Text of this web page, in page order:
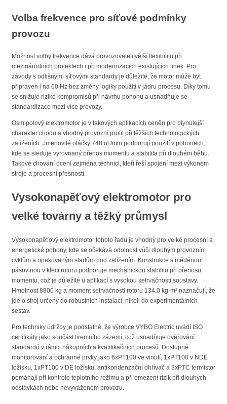
Volba frekvence pro síťové podmínky
provozu
Možnost volby frekvence dává provozovateli větší flexibilitu při
mezinárodních projektech i při modernizacích existujících linek. Pro
závody s odlišnými síťovými standardy je důležité, že motor může být
připraven i na 60 Hz bez změny logiky použití v jádru procesu. Díky tomu
se snižuje riziko kompromisů při návrhu pohonu a usnadňuje se
standardizace mezi více provozy.
Osmipolový elektromotor je v takových aplikacích ceněn pro plynulejší
charakter chodu a vhodný provozní profil při těžších technologických
zatíženích. Jmenovité otáčky 748 ot./min podporují použití v pohonech,
kde se sleduje vyrovnaný přenos momentu a stabilita při dlouhém běhu.
Takové chování ocení zejména technici, kteří řeší spojení mezi výkonem
stroje a procesní přesností.
Vysokonapěťový elektromotor pro
velké továrny a těžký průmysl
Vysokonapěťový elektromotor tohoto řadu je vhodný pro velké procesní a
energetické pohony, kde se očekává odolnost vůči dlouhým provozním
cyklům a opakovaným startům pod zatížením. Konstrukce s měděnou
pásovinou v kleci rotoru podporuje mechanickou stabilitu při přenosu
momentu, což je důležité u aplikací s vysokou setrvačností soustavy.
Hmotnost 8800 kg a moment setrvačnosti rotoru 134,0 kg·m² naznačují, že
jde o stroj určený do robustních instalací, nikoli do experimentálních
sestav.
Pro techniky údržby je podstatné, že výrobce VYBO Electric uvádí ISO
certifikáty jako součást firemního zázemí, což usnadňuje ověřování
standardů v rámci nákupních a kvalifikačních procesů. Dostupné
monitorování a ochranné prvky jako 6xPT100 ve vinutí, 1xPT100 v NDE
ložisku, 1xPT100 v DE ložisku, antikondenzační ohřívač a 3xPTC termistor
pomáhají při kontrole teplotního režimu a při omezení rizik při dlouhých
odstávkách nebo nevyváženém provozu.